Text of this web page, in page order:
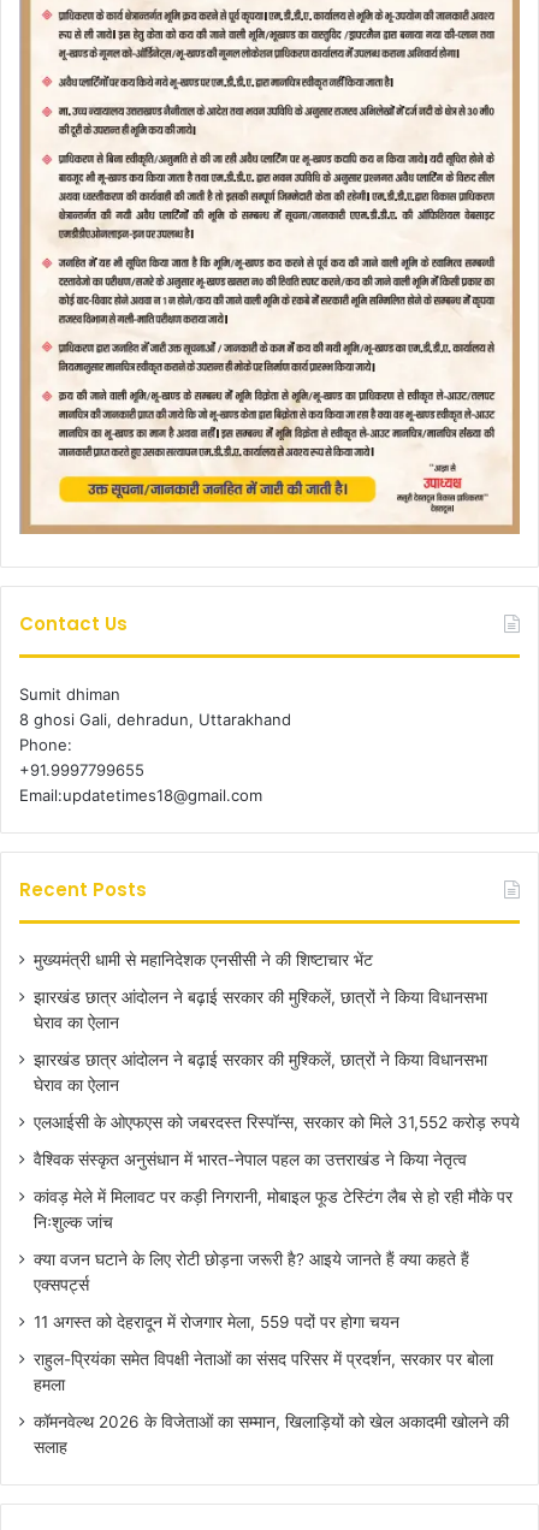
Contact Us
Sumit dhiman
8 ghosi Gali, dehradun, Uttarakhand
Phone:
+91.9997799655
Email:updatetimes18@gmail.com
Recent Posts
मुख्यमंत्री धामी से महानिदेशक एनसीसी ने की शिष्टाचार भेंट
झारखंड छात्र आंदोलन ने बढ़ाई सरकार की मुश्किलें, छात्रों ने किया विधानसभा
घेराव का ऐलान
झारखंड छात्र आंदोलन ने बढ़ाई सरकार की मुश्किलें, छात्रों ने किया विधानसभा
घेराव का ऐलान
एलआईसी के ओएफएस को जबरदस्त रिस्पॉन्स, सरकार को मिले 31,552 करोड़ रुपये
वैश्विक संस्कृत अनुसंधान में भारत-नेपाल पहल का उत्तराखंड ने किया नेतृत्व
कांवड़ मेले में मिलावट पर कड़ी निगरानी, मोबाइल फूड टेस्टिंग लैब से हो रही मौके पर
निःशुल्क जांच
क्या वजन घटाने के लिए रोटी छोड़ना जरूरी है? आइये जानते हैं क्या कहते हैं
एक्सपर्ट्स
11 अगस्त को देहरादून में रोजगार मेला, 559 पदों पर होगा चयन
राहुल-प्रियंका समेत विपक्षी नेताओं का संसद परिसर में प्रदर्शन, सरकार पर बोला
हमला
कॉमनवेल्थ 2026 के विजेताओं का सम्मान, खिलाड़ियों को खेल अकादमी खोलने की
सलाह